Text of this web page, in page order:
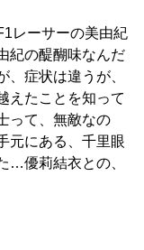
レーサーの美由紀
紀の醍醐味なんだ
、症状は違うが、
えたことを知って
って、無敵なの
元にある、千里眼
…優莉結衣との、